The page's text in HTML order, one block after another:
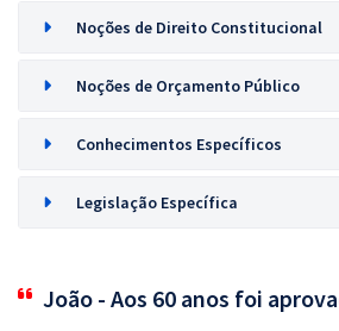
Noções de Direito Constitucional
Noções de Orçamento Público
Conhecimentos Específicos
Legislação Específica
João - Aos 60 anos foi